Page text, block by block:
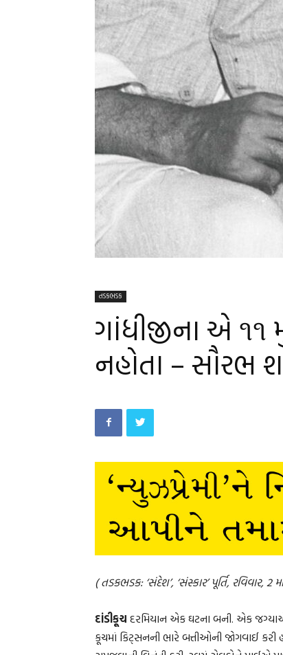
તડકભડક
ગાંધીજીના એ
નહોતા – સૌરભ
( તડકભડક: ‘સંદેશ’, ‘સંસ્કાર’ પૂર્તિ, રવિવાર, 2
દાંડીકૂચ દરમિયાન એક ઘટના બની. એક જગ્યાએ
કૂચમાં કિટ્સનની ભારે બત્તીઓની જોગવાઈ